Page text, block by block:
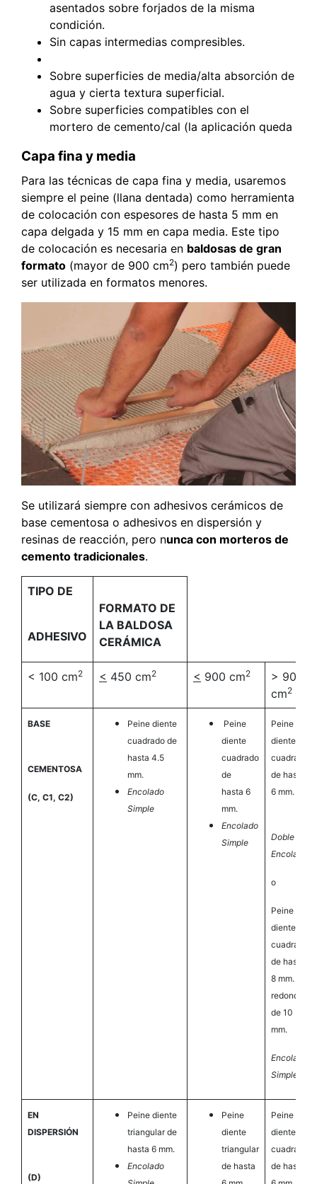
asentados sobre forjados de la misma
condición.
Sin capas intermedias compresibles.
Sobre superficies de media/alta absorción de
agua y cierta textura superficial.
Sobre superficies compatibles con el
mortero de cemento/cal (la aplicación queda
Capa fina y media
Para las técnicas de capa fina y media, usaremos
siempre el peine (llana dentada) como herramienta
de colocación con espesores de hasta 5 mm en
capa delgada y 15 mm en capa media. Este tipo
de colocación es necesaria en baldosas de gran
formato (mayor de 900 cm2) pero también puede
ser utilizada en formatos menores.
Se utilizará siempre con adhesivos cerámicos de
base cementosa o adhesivos en dispersión y
resinas de reacción, pero nunca con morteros de
cemento tradicionales.
TIPO DE
ADHESIVO
FORMATO DE
LA BALDOSA
CERÁMICA
< 100 cm2 < 450 cm2 < 900 cm2
> 900
cm2
BASE
CEMENTOSA
(C, C1, C2)
Peine diente
cuadrado de
hasta 4.5
mm.
Encolado
Simple
Peine
diente
cuadrado
de
hasta 6
mm.
Encolado
Simple
Peine
diente
cuadrado
de hasta
6 mm.
Doble
Encolado
o
Peine
diente
cuadrada
de hasta
8 mm. o
redondo
de 10
mm.
Encolado
Simple
EN
DISPERSIÓN
(D)
Peine diente
triangular de
hasta 6 mm.
Encolado
Peine
diente
triangular
de hasta
Peine
diente
cuadrado
de hasta